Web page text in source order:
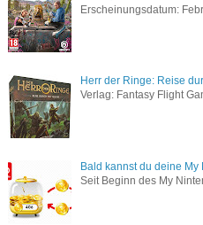
Erscheinungsdatum:
Herr der Ringe: Reise
Verlag: Fantasy Flight
Bald kannst du deine
Seit Beginn des My